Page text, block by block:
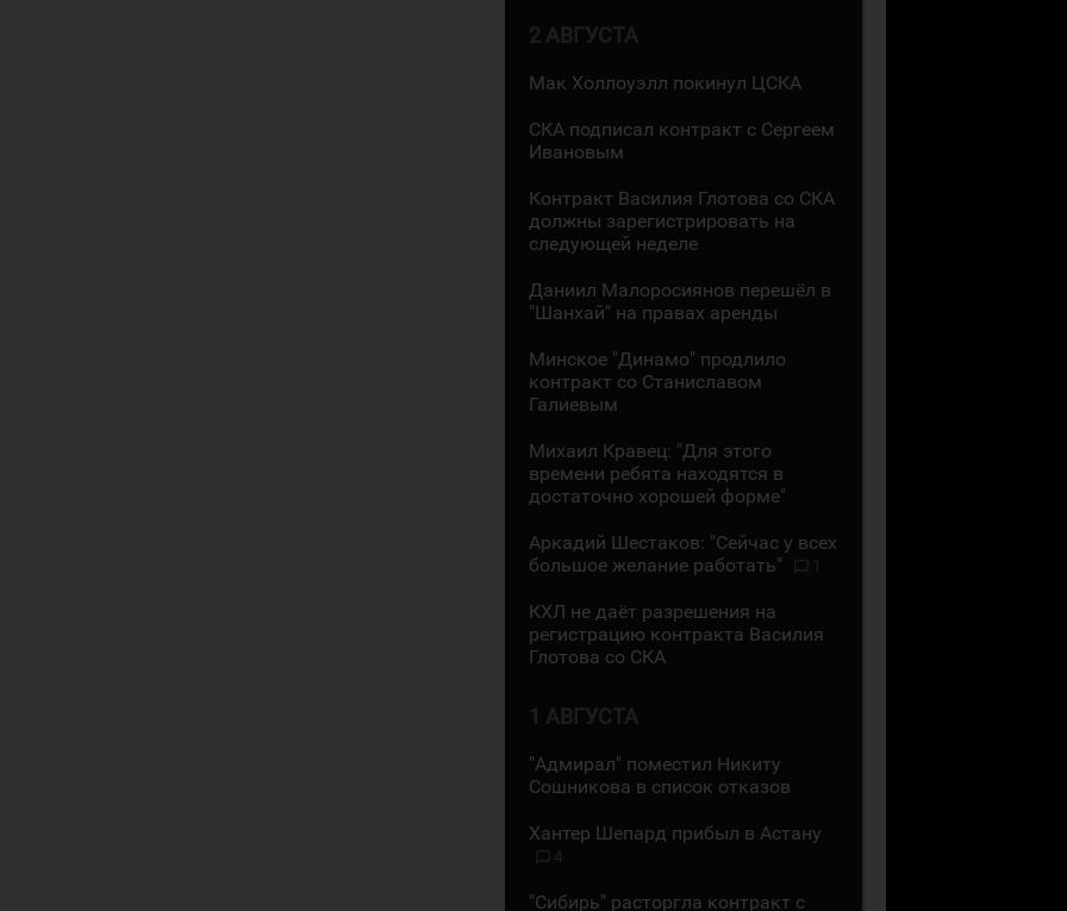
2 АВГУСТА
Мак Холлоуэлл покинул ЦСКА
СКА подписал контракт с Сергеем
Ивановым
Контракт Василия Глотова со СКА
должны зарегистрировать на
следующей неделе
Даниил Малоросиянов перешёл в
"Шанхай" на правах аренды
Минское "Динамо" продлило
контракт со Станиславом
Галиевым
Михаил Кравец: "Для этого
времени ребята находятся в
достаточно хорошей форме"
Аркадий Шестаков: "Сейчас у всех
большое желание работать"
КХЛ не даёт разрешения на
регистрацию контракта Василия
Глотова со СКА
1 АВГУСТА
"Адмирал" поместил Никиту
Сошникова в список отказов
Хантер Шепард прибыл в Астану
4
"Сибирь" расторгла контракт с